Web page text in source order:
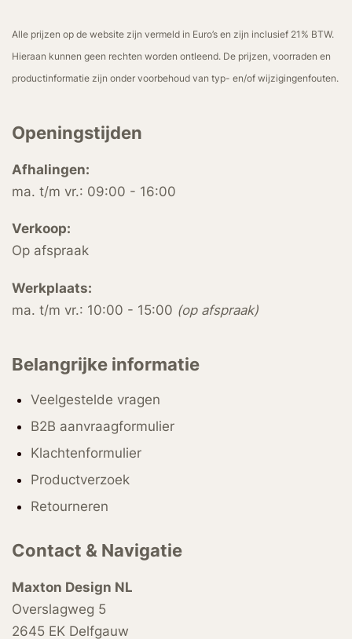
Alle prijzen op de website zijn vermeld in Euro’s en zijn inclusief 21% BTW.
Hieraan kunnen geen rechten worden ontleend. De prijzen, voorraden en
productinformatie zijn onder voorbehoud van typ- en/of wijzigingenfouten.
Openingstijden
Afhalingen:
ma. t/m vr.: 09:00 - 16:00
Verkoop:
Op afspraak
Werkplaats:
ma. t/m vr.: 10:00 - 15:00 (op afspraak)
Belangrijke informatie
Veelgestelde vragen
B2B aanvraagformulier
Klachtenformulier
Productverzoek
Retourneren
Contact & Navigatie
Maxton Design NL
Overslagweg 5
2645 EK Delfgauw